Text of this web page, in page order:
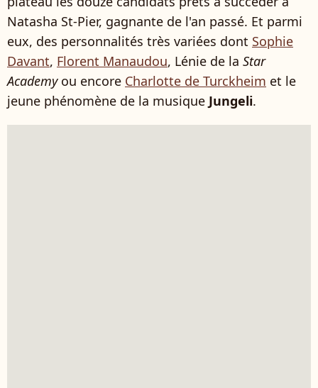
Natasha St-Pier, gagnante de l'an passé. Et parmi
eux, des personnalités très variées dont Sophie
Davant, Florent Manaudou, Lénie de la Star
Academyou encore Charlotte de Turckheim et le
jeune phénomène de la musique Jungeli.